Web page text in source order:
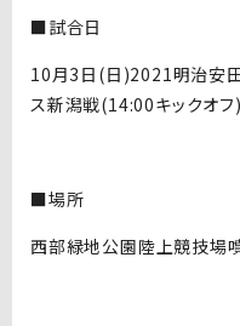
■試合日
10月3日(日)2021明治安
ス新潟戦(14:00キックオフ)
■場所
西部緑地公園陸上競技場